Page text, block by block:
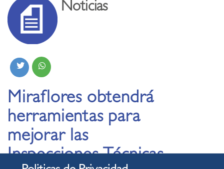
Noticias
Miraflores obtendrá
herramientas para
mejorar las
Inspecciones Técnicas